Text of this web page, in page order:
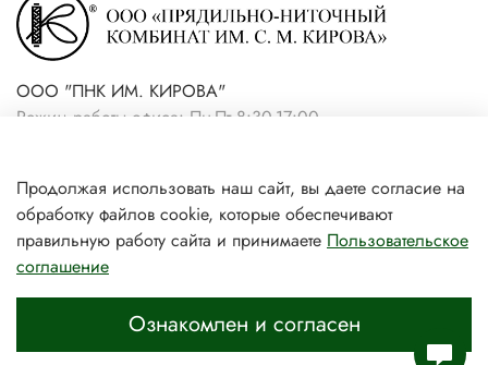
ООО "ПНК ИМ. КИРОВА"
Режим работы офиса: Пн-Пт 8:30-17:00
магазин)
+7(931) 239-81-06 (розничный
магазин)
Продолжая использовать наш сайт, вы даете согласие на
обработку файлов cookie, которые обеспечивают
правильную работу сайта и принимаете Пользовательское
соглашение
Ознакомлен и согласен